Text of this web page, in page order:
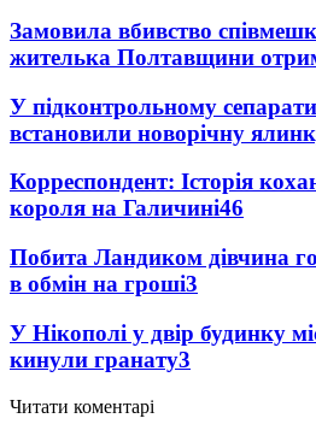
Замовила вбивство
жителька Полтавщини
У підконтрольному
встановили новорічну
Корреспондент: Історія
короля на Галичині46
Побита Ландиком дівчина
в обмін на гроші3
У Нікополі у двір будинку
кинули гранату3
Читати коментарі